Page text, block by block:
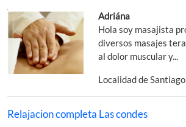
Adriána
Hola soy masajista
diversos masajes
al dolor muscular y...
Localidad de Santiago
Relajacion completa Las condes